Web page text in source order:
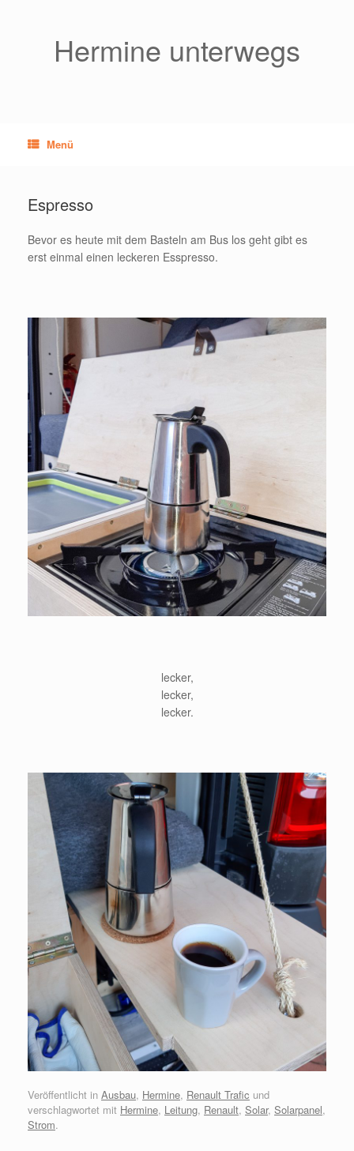
Hermine unterwegs
Menü
Espresso
Bevor es heute mit dem Basteln am Bus los geht gibt es
erst einmal einen leckeren Esspresso.
lecker,
lecker,
lecker.
Veröffentlicht in Ausbau, Hermine, Renault Trafic und
verschlagwortet mit Hermine, Leitung, Renault, Solar, Solarpanel,
Strom.